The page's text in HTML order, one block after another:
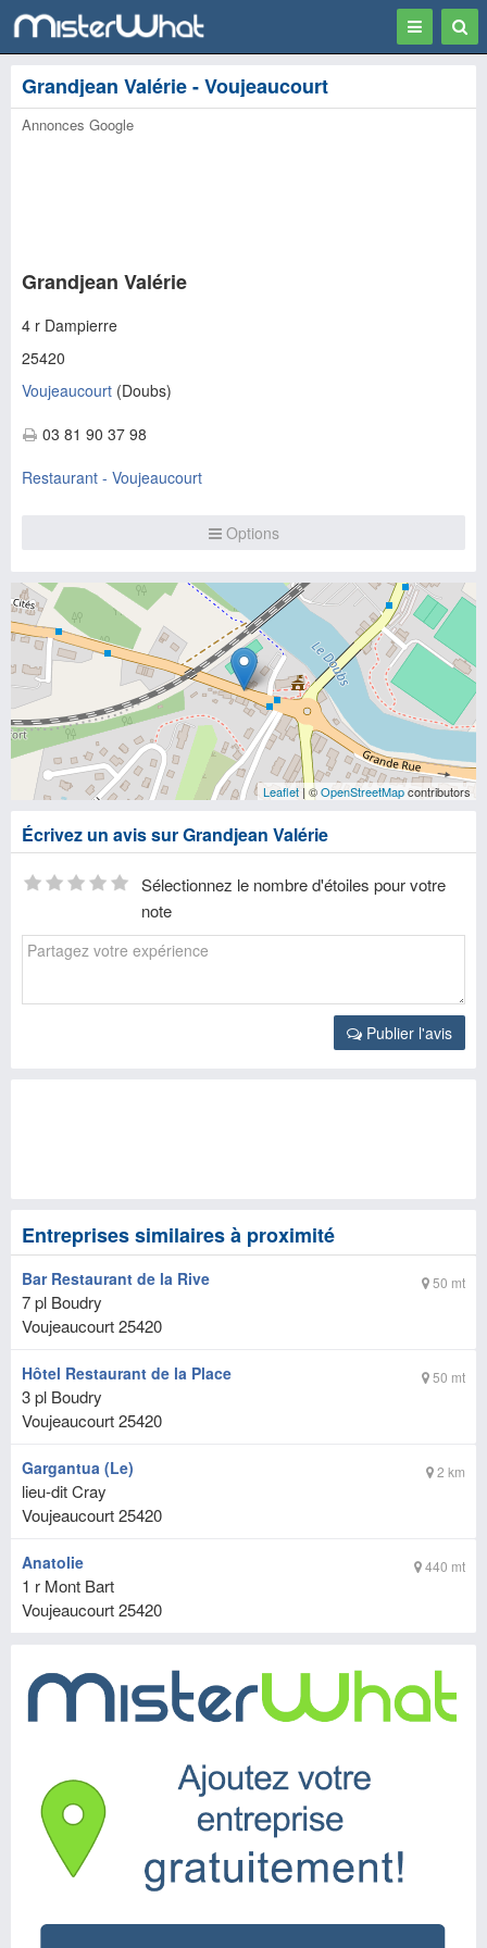
Toggle
Grandjean Valérie - Voujeaucourt
Annonces Google
Grandjean Valérie
4 r Dampierre
25420
Voujeaucourt (Doubs)
03 81 90 37 98
Restaurant - Voujeaucourt
Options
Leaflet | ©OpenStreetMapcontributors
Écrivez un avis sur Grandjean Valérie
Sélectionnez le nombre d'étoiles pour votre
note
Publier l'avis
Entreprises similaires à proximité
50 mt
Bar Restaurant de la Rive
7 pl Boudry
Voujeaucourt25420
50 mt
Hôtel Restaurant de la Place
3 pl Boudry
Voujeaucourt25420
2 km
Gargantua (Le)
lieu-dit Cray
Voujeaucourt25420
440 mt
Anatolie
1 r Mont Bart
Voujeaucourt25420